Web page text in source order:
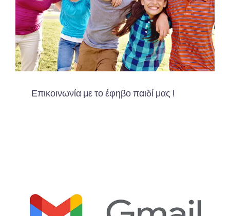
Επικοινωνία με το έφηβο παιδί μας !